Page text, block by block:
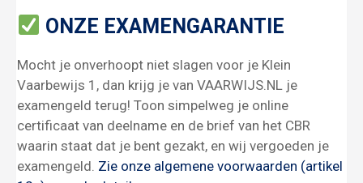
ONZE EXAMENGARANTIE
Mocht je onverhoopt niet slagen voor je Klein
Vaarbewijs 1, dan krijg je van VAARWIJS.NL je
examengeld terug! Toon simpelweg je online
certificaat van deelname en de brief van het CBR
waarin staat dat je bent gezakt, en wij vergoeden je
examengeld. Zie onze algemene voorwaarden (artikel